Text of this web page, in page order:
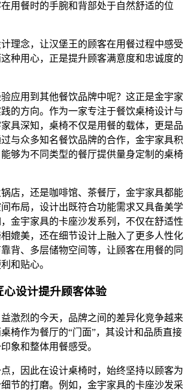
用餐时的手腕和背部处于自然舒适的位
理念，让汉堡王的顾客在用餐过程中感受
种用心，正是提升顾客满意度和忠诚度的
应用到其他餐饮品牌中呢？这正是金宇家
的方向。作为一家专注于餐饮桌椅设计与
具深知，桌椅不仅是用餐的载体，更是品
与众多知名餐饮品牌的合作，金宇家具积
够为不同类型的餐厅提供量身定制的桌椅
店，还是咖啡馆、茶餐厅，金宇家具都能
布局，设计出既符合功能需求又具备美学
金宇家具的卡座沙发系列，不仅在舒适性
相媲美，还在细节设计上融入了更多人性化
背、多层储物空间等，让顾客在用餐的同
和贴心。
心设计提升顾客体验
激烈的今天，品牌之间的差异化竞争越来
椅作为餐厅的“门面”，其设计和品质直接
象和整体用餐感受。
，因此在设计桌椅时，始终坚持以顾客为
节的打磨。例如，金宇家具的卡座沙发采